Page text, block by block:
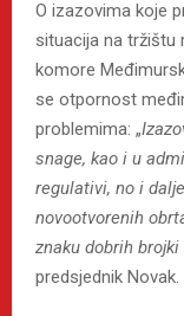
O izazovima koje
situacija na tržištu
komore
se otpornost
problemima: „
snage, kao i u
regulativi, no i
novootvorenih
znaku dobrih
predsjednik Novak.